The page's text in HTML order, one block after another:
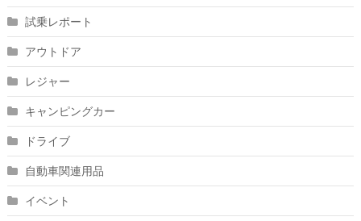
試乗レポート
アウトドア
レジャー
キャンピングカー
ドライブ
自動車関連用品
イベント